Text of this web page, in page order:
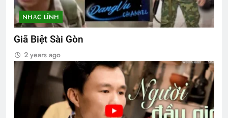
NHẠC LÍNH
Giã Biệt Sài Gòn
2 years ago